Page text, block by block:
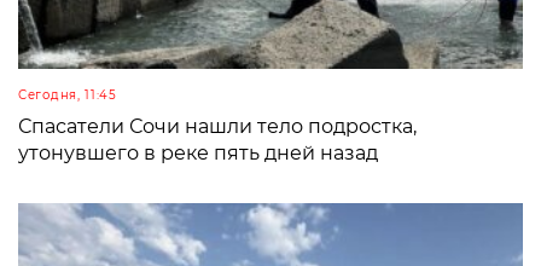
Сегодня, 11:45
Спасатели Сочи нашли тело подростка,
утонувшего в реке пять дней назад